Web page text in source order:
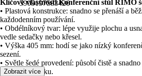
5905197583426
Klíčové vlastnosti Konferenční stůl RIMO
• Plastová konstrukce: snadno se přenáší a
každodenním používání.
• Obdélníkový tvar: lépe využije plochu a
vedle sedačky nebo křesel.
• Výška 405 mm: hodí se jako nízký
sezení.
• Světle šedé provedení: působí čistě a
barvami nábytku.
Zobrazit více